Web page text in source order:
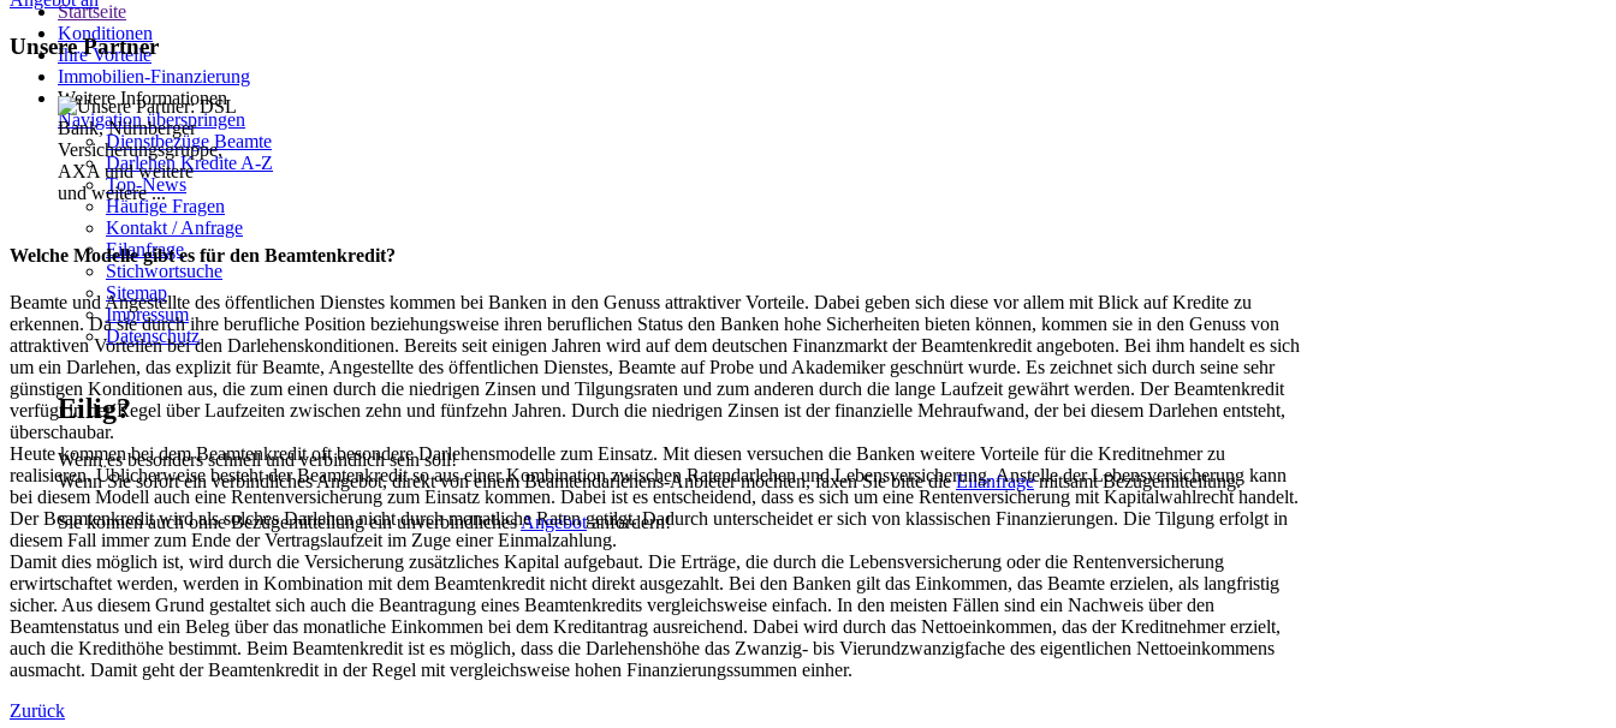
Startseite
Konditionen
Ihre Vorteile
Immobilien-Finanzierung
Weitere Informationen
Navigation überspringen
Dienstbezüge Beamte
Darlehen Kredite A-Z
Top-News
Häufige Fragen
Kontakt / Anfrage
Eilanfrage
Stichwortsuche
Sitemap
Impressum
Datenschutz
Eilig?
Wenn es besonders schnell und verbindlich sein soll!
Wenn Sie sofort ein verbindliches Angebot, direkt von einem Beamtendarlehens-Anbieter möchten, faxen Sie bitte dieEilanfragemitsamt Bezügemitteilung.
Sie können auch ohne Bezügemitteilung ein unverbindlichesAngebotanfordern!
Unsere Partner
und weitere ...
Welche Modelle gibt es für den Beamtenkredit?
Beamte und Angestellte des öffentlichen Dienstes kommen bei Banken in den Genuss attraktiver Vorteile. Dabei geben sich diese vor allem mit Blick auf Kredite zu
erkennen. Da sie durch ihre berufliche Position beziehungsweise ihren beruflichen Status den Banken hohe Sicherheiten bieten können, kommen sie in den Genuss von
attraktiven Vorteilen bei den Darlehenskonditionen. Bereits seit einigen Jahren wird auf dem deutschen Finanzmarkt der Beamtenkredit angeboten. Bei ihm handelt es sich
um ein Darlehen, das explizit für Beamte, Angestellte des öffentlichen Dienstes, Beamte auf Probe und Akademiker geschnürt wurde. Es zeichnet sich durch seine sehr
günstigen Konditionen aus, die zum einen durch die niedrigen Zinsen und Tilgungsraten und zum anderen durch die lange Laufzeit gewährt werden. Der Beamtenkredit
verfügt in der Regel über Laufzeiten zwischen zehn und fünfzehn Jahren. Durch die niedrigen Zinsen ist der finanzielle Mehraufwand, der bei diesem Darlehen entsteht,
überschaubar.
Heute kommen bei dem Beamtenkredit oft besondere Darlehensmodelle zum Einsatz. Mit diesen versuchen die Banken weitere Vorteile für die Kreditnehmer zu
realisieren. Üblicherweise besteht der Beamtenkredit so aus einer Kombination zwischen Ratendarlehen und Lebensversicherung. Anstelle der Lebensversicherung kann
bei diesem Modell auch eine Rentenversicherung zum Einsatz kommen. Dabei ist es entscheidend, dass es sich um eine Rentenversicherung mit Kapitalwahlrecht handelt.
Der Beamtenkredit wird als solches Darlehen nicht durch monatliche Raten getilgt. Dadurch unterscheidet er sich von klassischen Finanzierungen. Die Tilgung erfolgt in
diesem Fall immer zum Ende der Vertragslaufzeit im Zuge einer Einmalzahlung.
Damit dies möglich ist, wird durch die Versicherung zusätzliches Kapital aufgebaut. Die Erträge, die durch die Lebensversicherung oder die Rentenversicherung
erwirtschaftet werden, werden in Kombination mit dem Beamtenkredit nicht direkt ausgezahlt. Bei den Banken gilt das Einkommen, das Beamte erzielen, als langfristig
sicher. Aus diesem Grund gestaltet sich auch die Beantragung eines Beamtenkredits vergleichsweise einfach. In den meisten Fällen sind ein Nachweis über den
Beamtenstatus und ein Beleg über das monatliche Einkommen bei dem Kreditantrag ausreichend. Dabei wird durch das Nettoeinkommen, das der Kreditnehmer erzielt,
auch die Kredithöhe bestimmt. Beim Beamtenkredit ist es möglich, dass die Darlehenshöhe das Zwanzig- bis Vierundzwanzigfache des eigentlichen Nettoeinkommens
ausmacht. Damit geht der Beamtenkredit in der Regel mit vergleichsweise hohen Finanzierungssummen einher.
Zurück